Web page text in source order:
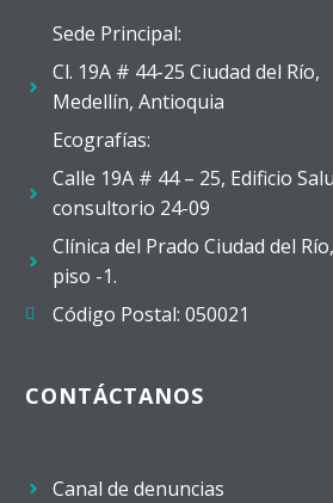
Sede Principal:
Cl. 19A # 44-25 Ciudad del Río,
Medellín, Antioquia
Ecografías:
Calle 19A # 44 – 25, Edificio
consultorio 24-09
Clínica del Prado Ciudad del
piso -1.
Código Postal: 050021
CONTÁCTANOS
Canal de denuncias